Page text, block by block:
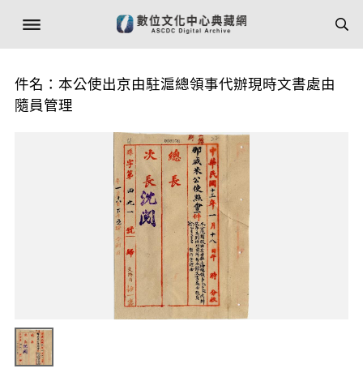
件名：本公使出京由駐滬總領事代辦現時文書處由
隨員管理